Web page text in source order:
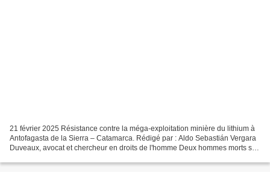
21 février 2025 Résistance contre la méga-exploitation minière du lithium à
Antofagasta de la Sierra – Catamarca. Rédigé par : Aldo Sebastián Vergara
Duveaux, avocat et chercheur en droits de l'homme Deux hommes morts se